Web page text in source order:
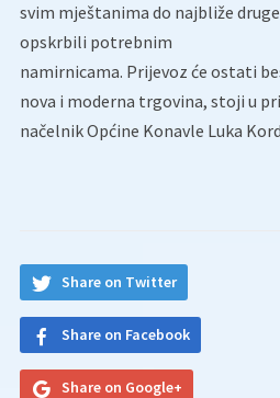
svim mještanima do najbliže
opskrbili potrebnim
namirnicama. Prijevoz će ostati
nova i moderna trgovina, stoji u
načelnik Općine Konavle Luka
Share on Twitter
Share on Facebook
Share on Google+